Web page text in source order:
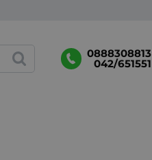
0888308813
042/651551